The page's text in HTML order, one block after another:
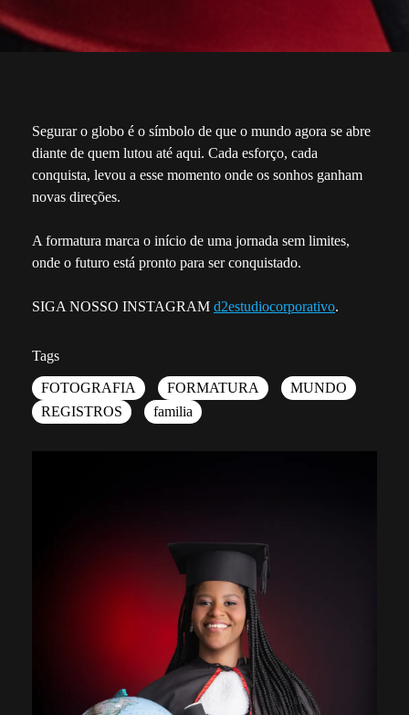
Segurar o globo é o símbolo de que o mundo agora se abre
diante de quem lutou até aqui. Cada esforço, cada
conquista, levou a esse momento onde os sonhos ganham
novas direções.
A formatura marca o início de uma jornada sem limites,
onde o futuro está pronto para ser conquistado.
SIGA NOSSO INSTAGRAM d2estudiocorporativo.
Tags
FOTOGRAFIA FORMATURA
MUNDO
REGISTROS
familia